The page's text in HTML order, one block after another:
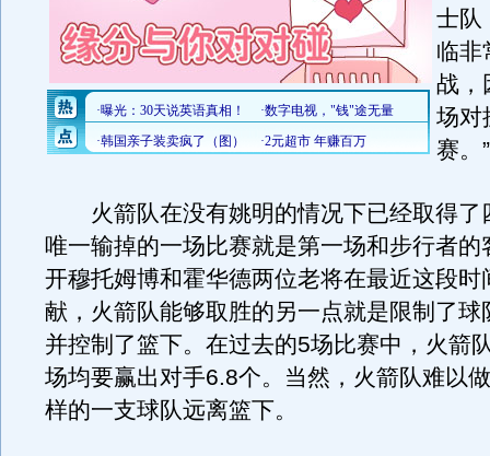
士队
临非
战，
场对
赛。”
火箭队在没有姚明的情况下已经取得了
唯一输掉的一场比赛就是第一场和步行者的
开穆托姆博和霍华德两位老将在最近这段时
献，火箭队能够取胜的另一点就是限制了球
并控制了篮下。在过去的5场比赛中，火箭
场均要赢出对手6.8个。当然，火箭队难以
样的一支球队远离篮下。